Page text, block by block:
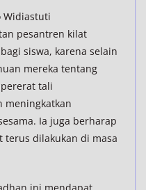
Widiastuti
pesantren kilat
siswa, karena selain
mereka tentang
tali
meningkatkan
Ia juga berharap
terus dilakukan di masa